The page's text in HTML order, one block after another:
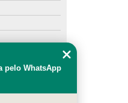
–
pelo WhatsApp